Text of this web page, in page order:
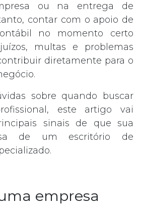
ou na entrega de
contar com o apoio de
no momento certo
multas e problemas
diretamente para o
sobre quando buscar
este artigo vai
sinais de que sua
de um escritório de
empresa